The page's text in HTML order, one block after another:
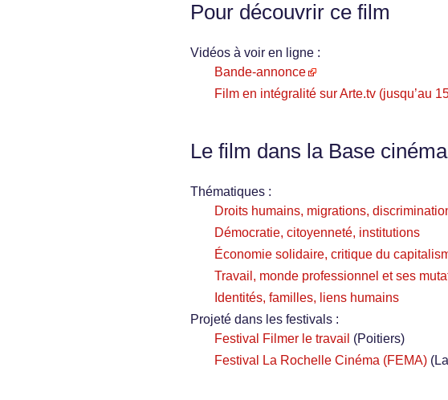
Pour découvrir ce film
Vidéos à voir en ligne :
Bande-annonce
Film en intégralité sur Arte.tv (jusqu’au
Le film dans la Base
Thématiques :
Droits humains, migrations,
Démocratie, citoyenneté, institutions
Économie solidaire, critique du
Travail, monde professionnel et ses
Identités, familles, liens humains
Projeté dans les festivals :
Festival Filmer le travail (Poitiers)
Festival La Rochelle Cinéma (FEMA)